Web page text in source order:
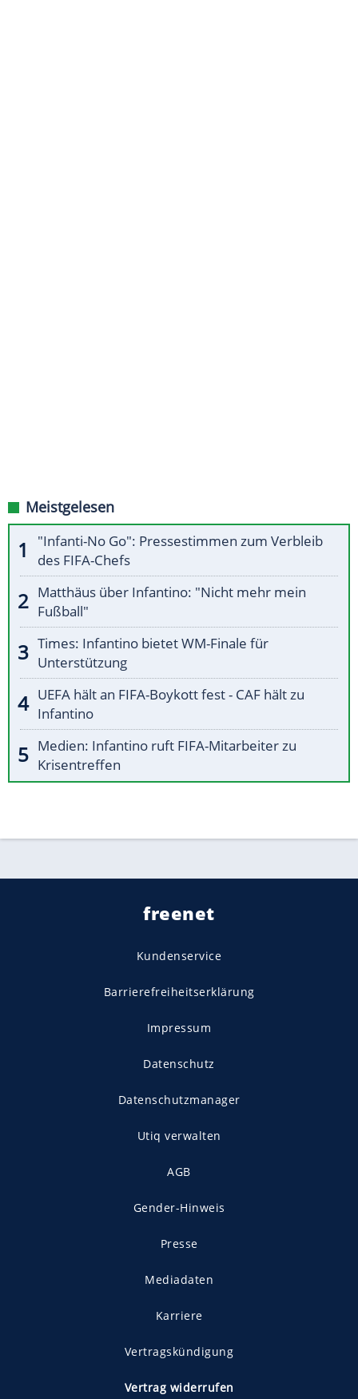
Meistgelesen
"Infanti-No Go": Pressestimmen zum Verbleib
des FIFA-Chefs
Matthäus über Infantino: "Nicht mehr mein
Fußball"
Times: Infantino bietet WM-Finale für
Unterstützung
UEFA hält an FIFA-Boykott fest - CAF hält zu
Infantino
Medien: Infantino ruft FIFA-Mitarbeiter zu
Krisentreffen
freenet
Kundenservice
Barrierefreiheitserklärung
Impressum
Datenschutz
Datenschutzmanager
Utiq verwalten
AGB
Gender-Hinweis
Presse
Mediadaten
Karriere
Vertragskündigung
Vertrag widerrufen